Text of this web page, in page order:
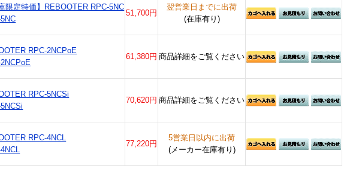
庫限定特価】REBOOTER RPC-5NC
51,700円
翌営業日までに出荷
(在庫有り)
RPC-2NCPoE
61,380円 商品詳細をご覧ください
RPC-5NCSi
70,620円 商品詳細をご覧ください
RPC-4NCL
77,220円
5営業日以内に出荷
(メーカー在庫有り)